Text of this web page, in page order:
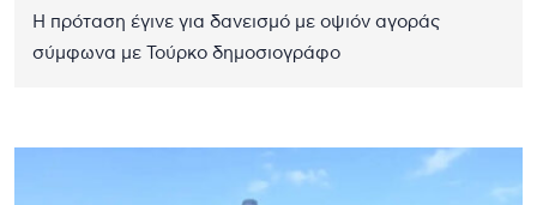
Η πρόταση έγινε για δανεισμό με οψιόν αγοράς
σύμφωνα με Τούρκο δημοσιογράφο